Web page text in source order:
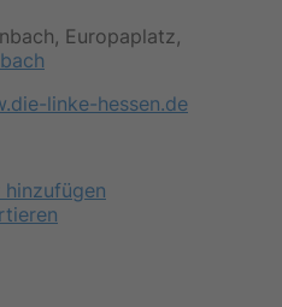
Europaplatz,
linke-hessen.de